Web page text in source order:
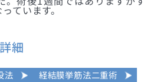
ています。
細
法 経結膜挙筋法二重術